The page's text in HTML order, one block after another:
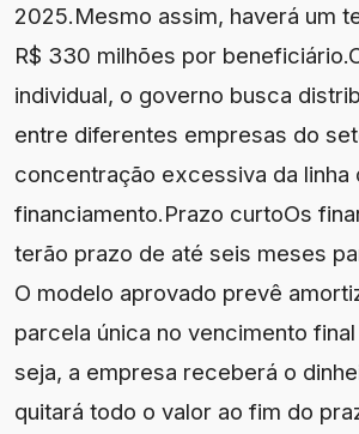
2025.Mesmo assim, haverá um
R$ 330 milhões por
individual, o governo busca
entre diferentes empresas do
concentração excessiva da linha
financiamento.Prazo curtoOs
terão prazo de até seis meses
O modelo aprovado prevê
parcela única no vencimento
seja, a empresa receberá o
quitará todo o valor ao fim do